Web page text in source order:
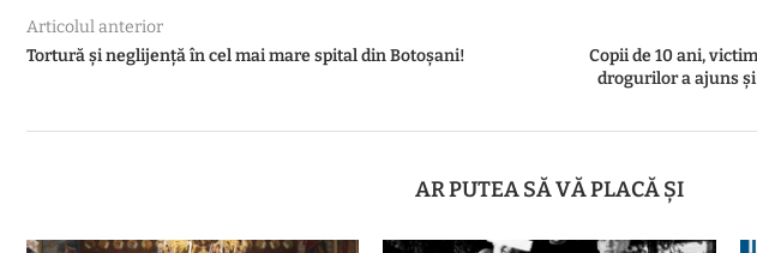
Articolul anterior
Tortură și neglijență în cel mai mare spital din Botoșani!
Copii de 10 ani,
drogurilor a ajuns
AR PUTEA SĂ VĂ PLACĂ ȘI